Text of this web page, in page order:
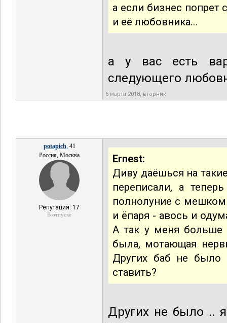
а если бизнес попрет
и её любовника...
а у вас есть
следующего
6 марта 2018, вторник
potapich, 41
Россия, Москва
Репутация: 17
В отпуске
Ernest:
Диву даёшься на
переписали, а
полнолуние с мешком
и ёпаря - авось и
А так у меня больше
была, мотающая
Других баб не было
ставить?
Других не было ..